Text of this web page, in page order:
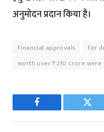
अनुमोदन प्रदान किया है।
Financial approvals
for
worth over ₹210 crore were
Facebook